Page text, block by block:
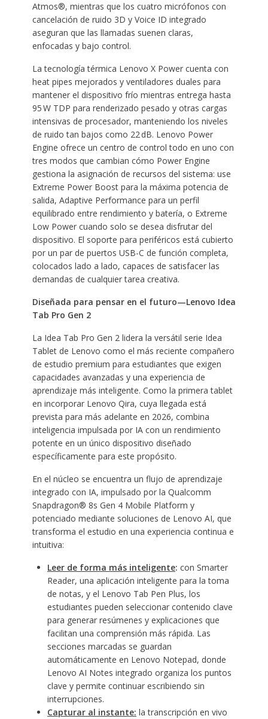
Atmos®, mientras que los cuatro micrófonos con
cancelación de ruido 3D y Voice ID integrado
aseguran que las llamadas suenen claras,
enfocadas y bajo control.
La tecnología térmica Lenovo X Power cuenta con
heat pipes mejorados y ventiladores duales para
mantener el dispositivo frío mientras entrega hasta
95 W TDP para renderizado pesado y otras cargas
intensivas de procesador, manteniendo los niveles
de ruido tan bajos como 22 dB. Lenovo Power
Engine ofrece un centro de control todo en uno con
tres modos que cambian cómo Power Engine
gestiona la asignación de recursos del sistema: use
Extreme Power Boost para la máxima potencia de
salida, Adaptive Performance para un perfil
equilibrado entre rendimiento y batería, o Extreme
Low Power cuando solo se desea disfrutar del
dispositivo. El soporte para periféricos está cubierto
por un par de puertos USB-C de función completa,
colocados lado a lado, capaces de satisfacer las
demandas de cualquier tarea creativa.
Diseñada para pensar en el futuro—Lenovo Idea
Tab Pro Gen 2
La Idea Tab Pro Gen 2 lidera la versátil serie Idea
Tablet de Lenovo como el más reciente compañero
de estudio premium para estudiantes que exigen
capacidades avanzadas y una experiencia de
aprendizaje más inteligente. Como la primera tablet
en incorporar Lenovo Qira, cuya llegada está
prevista para más adelante en 2026, combina
inteligencia impulsada por IA con un rendimiento
potente en un único dispositivo diseñado
específicamente para este propósito.
En el núcleo se encuentra un flujo de aprendizaje
integrado con IA, impulsado por la Qualcomm
Snapdragon® 8s Gen 4 Mobile Platform y
potenciado mediante soluciones de Lenovo AI, que
transforma el estudio en una experiencia continua e
intuitiva:
Leer de forma más inteligente: con Smarter
Reader, una aplicación inteligente para la toma
de notas, y el Lenovo Tab Pen Plus, los
estudiantes pueden seleccionar contenido clave
para generar resúmenes y explicaciones que
facilitan una comprensión más rápida. Las
secciones marcadas se guardan
automáticamente en Lenovo Notepad, donde
Lenovo AI Notes integrado organiza los puntos
clave y permite continuar escribiendo sin
interrupciones.
Capturar al instante: la transcripción en vivo